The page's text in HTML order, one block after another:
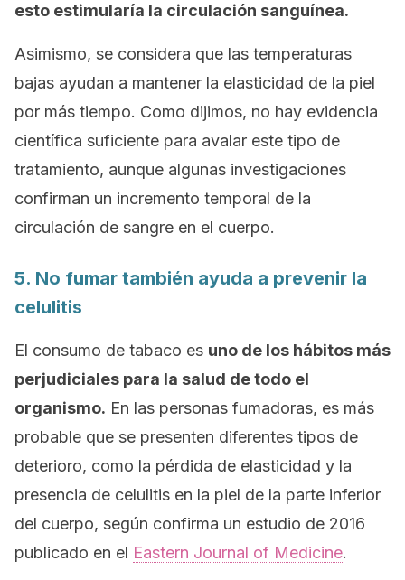
esto estimularía la circulación sanguínea.
Asimismo, se considera que las temperaturas
bajas ayudan a mantener la elasticidad de la piel
por más tiempo. Como dijimos, no hay evidencia
científica suficiente para avalar este tipo de
tratamiento, aunque algunas investigaciones
confirman un incremento temporal de la
circulación de sangre en el cuerpo.
5. No fumar también ayuda a prevenir la
celulitis
El consumo de tabaco es uno de los hábitos más
perjudiciales para la salud de todo el
organismo. En las personas fumadoras, es más
probable que se presenten diferentes tipos de
deterioro, como la pérdida de elasticidad y la
presencia de celulitis en la piel de la parte inferior
del cuerpo, según confirma un estudio de 2016
publicado en el Eastern Journal of Medicine.